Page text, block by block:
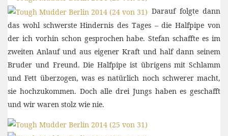
Darauf folgte dann
das wohl schwerste Hindernis des Tages – die Halfpipe von
der ich vorhin schon gesprochen habe. Stefan schaffte es im
zweiten Anlauf und aus eigener Kraft und half dann seinem
Bruder und Freund. Die Halfpipe ist übrigens mit Schlamm
und Fett überzogen, was es natürlich noch schwerer macht,
sie hochzukommen. Doch alle drei Jungs haben es geschafft
und wir waren stolz wie nie.